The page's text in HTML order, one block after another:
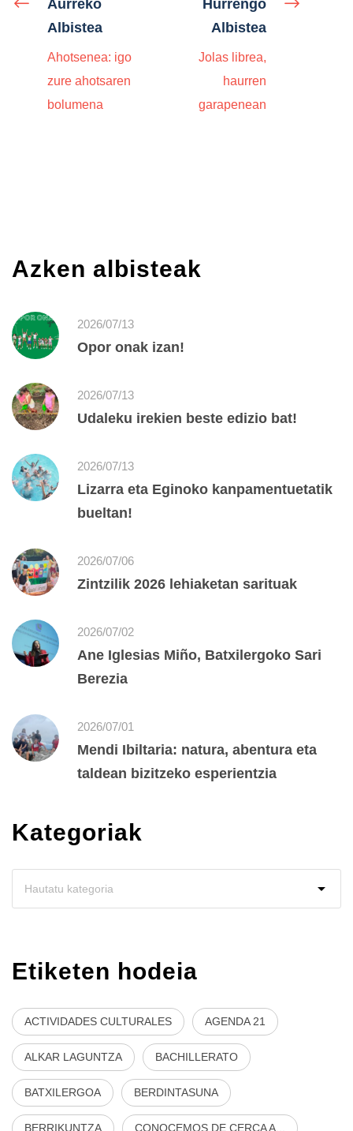
Aurreko
Albistea
Ahotsenea: igo
zure ahotsaren
bolumena
Hurrengo
Albistea
Jolas librea,
haurren
garapenean
Azken albisteak
2026/07/13
Opor onak izan!
2026/07/13
Udaleku irekien beste edizio bat!
2026/07/13
Lizarra eta Eginoko kanpamentuetatik
bueltan!
2026/07/06
Zintzilik 2026 lehiaketan sarituak
2026/07/02
Ane Iglesias Miño, Batxilergoko Sari
Berezia
2026/07/01
Mendi Ibiltaria: natura, abentura eta
taldean bizitzeko esperientzia
Kategoriak
Etiketen hodeia
ACTIVIDADES CULTURALES AGENDA 21
ALKAR LAGUNTZA BACHILLERATO
BATXILERGOA BERDINTASUNA
BERRIKUNTZA CONOCEMOS DE CERCA A...